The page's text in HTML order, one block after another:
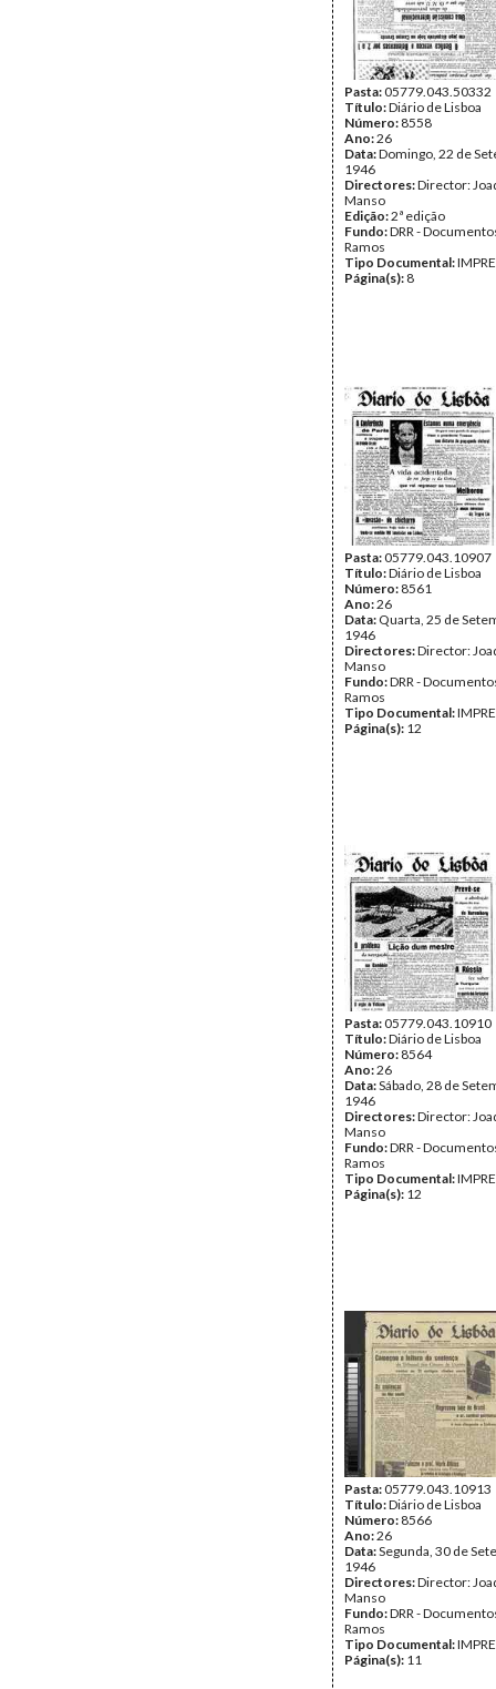
Pasta:05779.043.50332
Título:Diário de Lisboa
Número: 8558
Ano:26
Data:Domingo, 22 de
1946
Directores:Director:
Manso
Edição:2ª edição
Fundo:DRR -
Ramos
Tipo Documental:
Página(s): 8
Pasta:05779.043.10907
Título:Diário de Lisboa
Número: 8561
Ano:26
Data: Quarta, 25 de
1946
Directores:Director:
Manso
Fundo:DRR -
Ramos
Tipo Documental:
Página(s): 12
Pasta:05779.043.10910
Título:Diário de Lisboa
Número: 8564
Ano:26
Data:Sábado, 28 de
1946
Directores:Director:
Manso
Fundo:DRR -
Ramos
Tipo Documental:
Página(s): 12
Pasta:05779.043.10913
Título:Diário de Lisboa
Número: 8566
Ano:26
Data:Segunda, 30 de
1946
Directores:Director:
Manso
Fundo:DRR -
Ramos
Tipo Documental:
Página(s): 11